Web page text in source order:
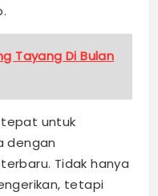
Tayang Di Bulan
tepat untuk
dengan
Tidak hanya
tetapi